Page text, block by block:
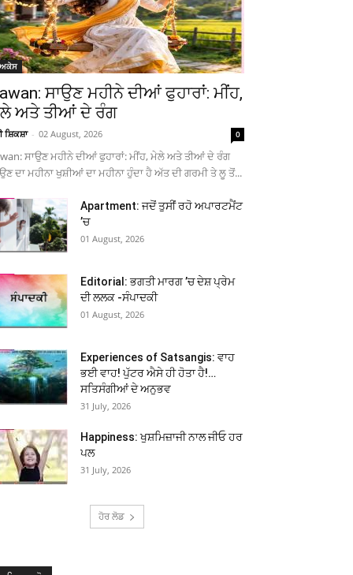
ਸਾਉਣ ਮਹੀਨੇ ਦੀਆਂ ਫੁਹਾਰਾਂ: ਮੀਂਹ,
ਅਤੇ ਤੀਆਂ ਦੇ ਰੰਗ
ਸ਼ਿਕਸ਼ਾ - 02 August, 2026 0
ਸਾਉਣ ਮਹੀਨੇ ਦੀਆਂ ਫੁਹਾਰਾਂ: ਮੀਂਹ, ਮੇਲੇ ਅਤੇ ਤੀਆਂ ਦੇ ਰੰਗ
ਦਾ ਮਹੀਨਾ ਖੁਸ਼ੀਆਂ ਦਾ ਮਹੀਨਾ ਹੁੰਦਾ ਹੈ ਅੱਤ ਦੀ ਗਰਮੀ ਤੇ ਲੂ ਤੋਂ...
Apartment: ਜਦੋਂ ਤੁਸੀਂ ਰਹੋ ਅਪਾਰਟਮੈਂਟ
’ਚ
01 August, 2026
Editorial: ਭਗਤੀ ਮਾਰਗ ’ਚ ਦੇਸ਼ ਪ੍ਰੇਮ
ਦੀ ਲਲਕ -ਸੰਪਾਦਕੀ
01 August, 2026
Experiences of Satsangis: ਵਾਹ
ਭਈ ਵਾਹ! ਪੁੱਟਰ ਐਸੇ ਹੀ ਹੋਤਾ ਹੈ!…
ਸਤਿਸੰਗੀਆਂ ਦੇ ਅਨੁਭਵ
31 July, 2026
Happiness: ਖੁਸ਼ਮਿਜ਼ਾਜੀ ਨਾਲ ਜੀਓ ਹਰ
ਪਲ
31 July, 2026
ਹੋਰ ਲੋਡ